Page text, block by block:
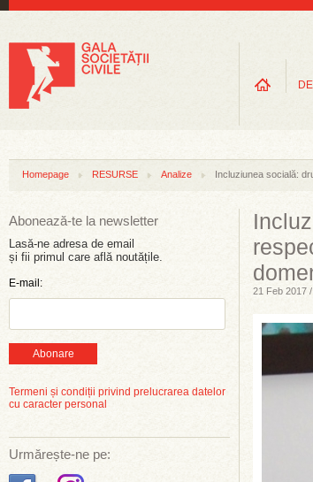
Homepage RESURSE Analize Incluziunea socială:
Abonează-te la newsletter
Lasă-ne adresa de email
și fii primul care află noutățile.
E-mail:
Abonare
Termeni și condiții privind prelucrarea datelor
cu caracter personal
Urmărește-ne pe:
21 Feb 2017